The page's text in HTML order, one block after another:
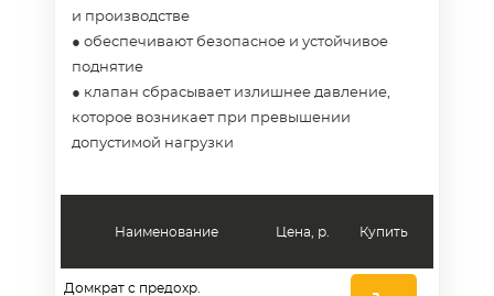
и производстве
● обеспечивают безопасное и устойчивое
поднятие
● клапан сбрасывает излишнее давление,
которое возникает при превышении
допустимой нагрузки
Наименование
Домкрат с предохр.
Цена, р. Купить